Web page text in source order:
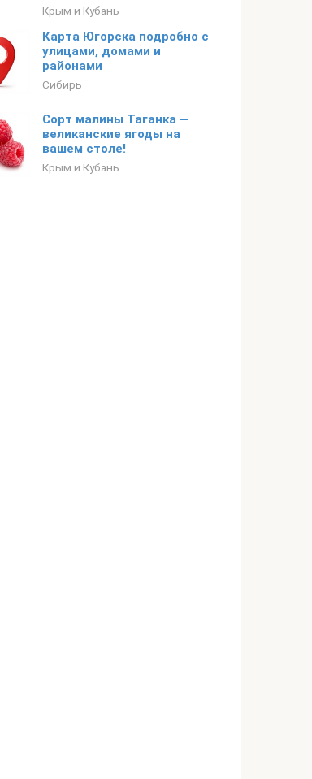
Крым и Кубань
Карта Югорска подробно с
улицами, домами и
районами
Сибирь
Сорт малины Таганка —
великанские ягоды на
вашем столе!
Крым и Кубань